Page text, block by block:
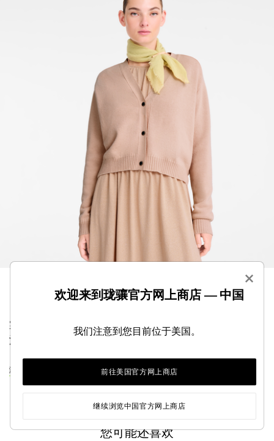
寒冬之际，这款马海毛方巾轻柔围裹颈间，令您尽享
温暖。
浏览披肩系列
您可能还喜欢
×
欢迎来到珑骧官方网上商店 — 中国
我们注意到您目前位于美国。
前往美国官方网上商店
继续浏览中国官方网上商店